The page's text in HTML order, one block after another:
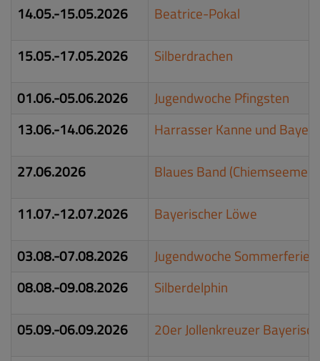
14.05.-15.05.2026
Beatrice-Pokal
15.05.-17.05.2026
Silberdrachen
01.06.-05.06.2026
Jugendwoche Pfingsten
13.06.-14.06.2026
Harrasser Kanne und
27.06.2026
Blaues Band
11.07.-12.07.2026
Bayerischer Löwe
03.08.-07.08.2026
Jugendwoche Sommerferien
08.08.-09.08.2026
Silberdelphin
05.09.-06.09.2026
20er Jollenkreuzer